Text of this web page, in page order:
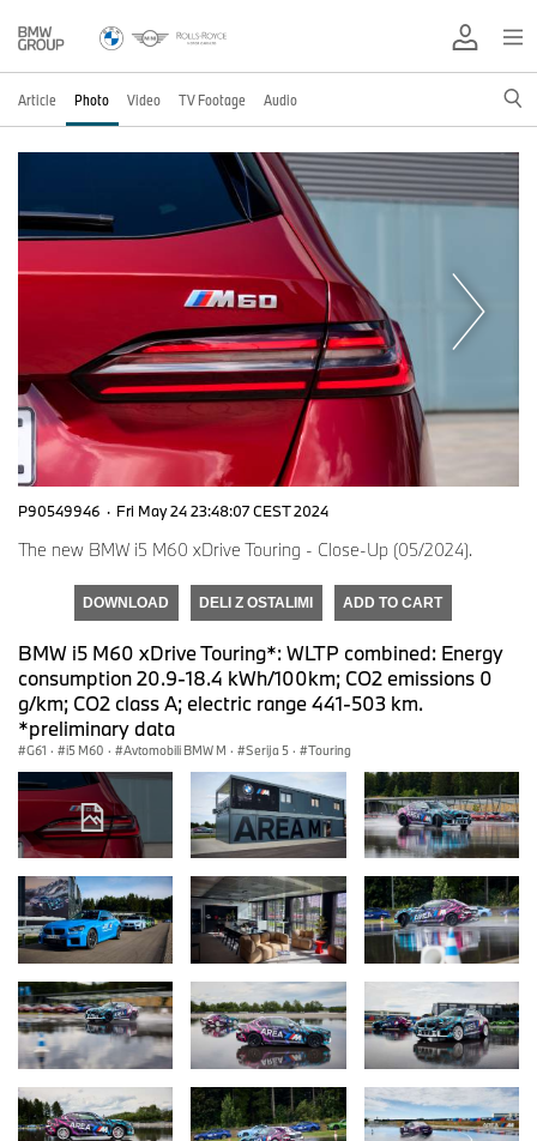
Article Photo Video TV Footage Audio
P90549946 · Fri May 24 23:48:07 CEST 2024
The new BMW i5 M60 xDrive Touring - Close-Up (05/2024).
DOWNLOAD DELI Z OSTALIMI ADD TO CART
BMW i5 M60 xDrive Touring*: WLTP combined: Energy
consumption 20.9-18.4 kWh/100km; CO2 emissions 0
g/km; CO2 class A; electric range 441-503 km.
*preliminary data
G61 · i5 M60 · Avtomobili BMW M · Serija 5 · Touring